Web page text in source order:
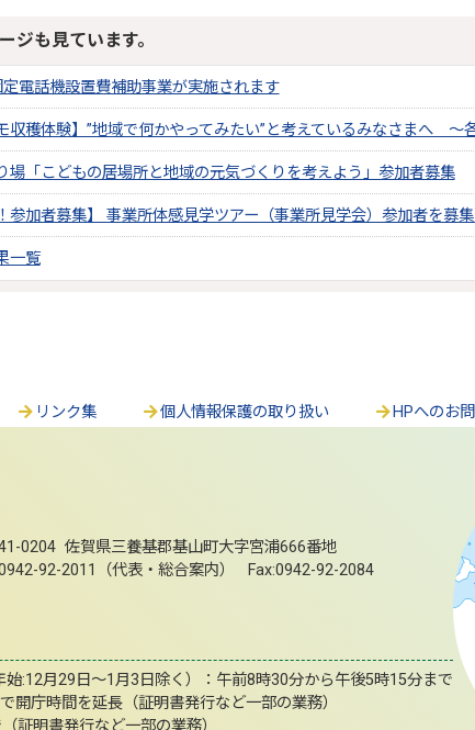
ジも見ています。
電話機設置費補助事業が実施されます
収穫体験】”地域で何かやってみたい”と考えているみなさまへ ～
場「こどもの居場所と地域の元気づくりを考えよう」参加者募集
参加者募集】 事業所体感見学ツアー（事業所見学会）参加者を募
一覧
リンク集 個人情報保護の取り扱い HPへのお
0204 佐賀県三養基郡基山町大字宮浦666番地
92-2011（代表・総合案内） Fax:0942-92-2084
:12月29日～1月3日除く）：午前8時30分から午後5時15分まで
開庁時間を延長（証明書発行など一部の業務）
証明書発行など一部の業務）